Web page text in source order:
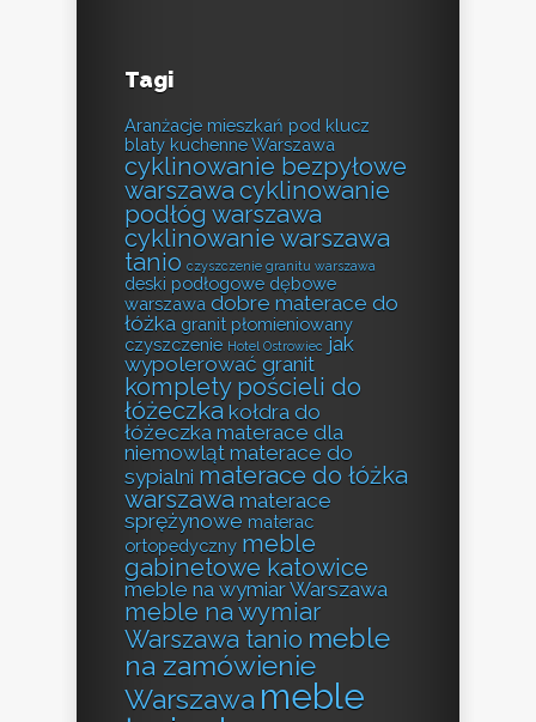
Tagi
Aranżacje mieszkań pod klucz
blaty kuchenne Warszawa
cyklinowanie bezpyłowe
warszawa cyklinowanie
podłóg warszawa
cyklinowanie warszawa
tanio czyszczenie granitu warszawa
deski podłogowe dębowe
warszawa dobre materace do
łóżka granit płomieniowany
czyszczenie Hotel Ostrowiec jak
wypolerować granit
komplety pościeli do
łóżeczka kołdra do
łóżeczka materace dla
niemowląt materace do
sypialni materace do łóżka
warszawa materace
sprężynowe materac
ortopedyczny meble
gabinetowe katowice
meble na wymiar Warszawa
meble na wymiar
Warszawa tanio meble
na zamówienie
Warszawa meble